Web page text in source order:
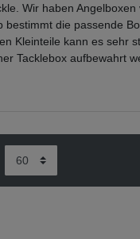
Wir haben
bestimmt die passende
Kleinteile kann es sehr
Tacklebox aufbewahrt